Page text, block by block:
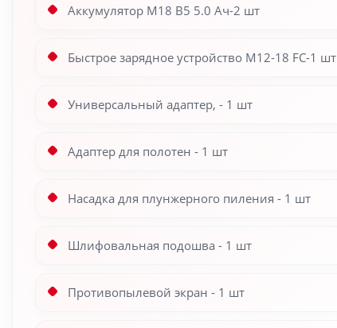
Аккумулятор M18 B5 5.0 Ач-2 шт
Быстрое зарядное устройство M12-18 FC-1 шт
Универсальный адаптер, - 1 шт
Адаптер для полотен - 1 шт
Насадка для плунжерного пиления - 1 шт
Шлифовальная подошва - 1 шт
Противопылевой экран - 1 шт